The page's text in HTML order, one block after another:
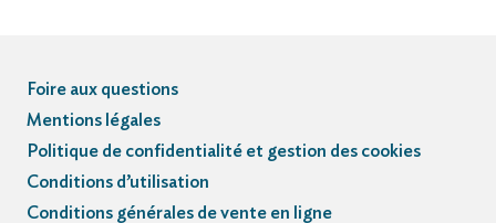
Foire aux questions
Mentions légales
Politique de confidentialité et gestion des cookies
Conditions d’utilisation
Conditions générales de vente en ligne